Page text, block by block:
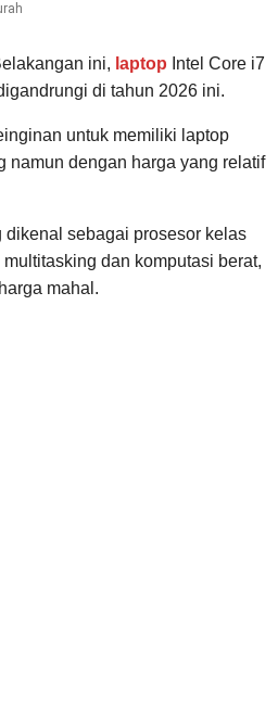
ini, laptop Intel Core i7
di tahun 2026 ini.
untuk memiliki laptop
namun dengan harga yang relatif
dikenal sebagai prosesor kelas
dan komputasi berat,
mahal.